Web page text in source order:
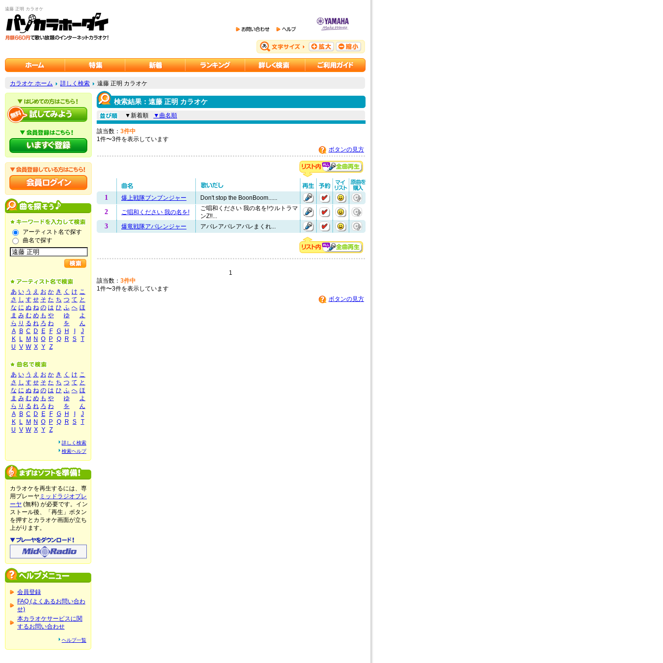
遠藤 正明 カラオケ
カラオケ ホーム 詳しく検索 遠藤 正明 カラオケ
アーティスト名で探す
曲名で探す
あ い う え お か き く け こ
さ し す せ そ た ち つ て と
な に ぬ ね の は ひ ふ へ ほ
ま み む め も や ゆ
よ
ら り る れ ろ わ を
ん
A
B C D E F G H
J
K
L M N O P Q R S
T
U V W X Y Z
あ い う え お か き く け こ
さ し す せ そ た ち つ て と
な に ぬ ね の は ひ ふ へ ほ
ま み む め も や ゆ
よ
ら り る れ ろ わ を
ん
A
B C D E F G H
J
K
L M N O P Q R S
T
U V W X Y Z
詳しく検索
検索ヘルプ
カラオケを再生するには、専
用プレーヤ ミッドラジオプレ
ーヤ (無料) が必要です。イン
ストール後、「再生」ボタン
を押すとカラオケ画面が立ち
上がります。
会員登録
FAQ (よくあるお問い合わ
せ)
本カラオケサービスに関
するお問い合わせ
ヘルプ一覧
検索結果：遠藤 正明 カラオケ
▼新着順 ▼曲名順
該当数： 3件中
1件〜3件を表示しています
ボタンの見方
1 爆上戦隊ブンブンジャー Don't stop the BoonBoom......
2 ご唱和ください 我の名を!
ご唱和ください 我の名を!ウルトラマ
ンZ!!...
3 爆竜戦隊アバレンジャー アバレアバレアバレまくれ...
1
該当数： 3件中
1件〜3件を表示しています
ボタンの見方